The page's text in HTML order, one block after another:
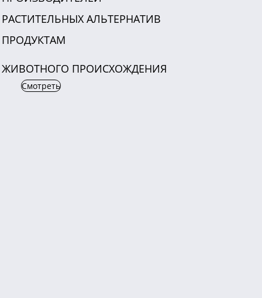
РАСТИТЕЛЬНЫХ АЛЬТЕРНАТИВ
ПРОДУКТАМ
ЖИВОТНОГО ПРОИСХОЖДЕНИЯ
Смотреть